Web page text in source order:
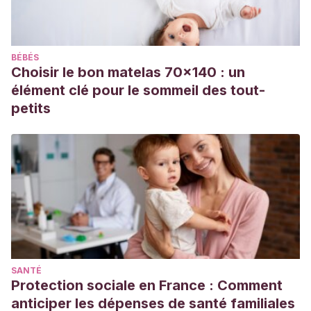
Chaddock-Heyman, L., Hillman, C., Cohen, N., Kramer, A.
The importance of physical activity and aerobic fitness for
cognitive control and memory in children.Monographs of
the society for research in child development. [Online]
Avaiable at:
http://wwwtest.kch.uiuc.edu/Research/Labs/neurocognitive-
%20Chaddock-Heyman.pdf
BÉBÉS
Choisir le bon matelas 70x140 : un
élément clé pour le sommeil des tout-
petits
SANTÉ
Protection sociale en France : Comment
anticiper les dépenses de santé familiales